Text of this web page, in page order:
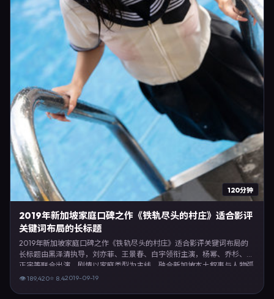
120分钟
2019年新加坡家庭口碑之作《铁轨尽头的村庄》适合影评
关键词布局的长标题
2019年新加坡家庭口碑之作《铁轨尽头的村庄》适合影评关键词布局的
长标题由黑泽清执导，刘亦菲、王景春、白宇领衔主演，杨幂、乔杉、河
正宇等联合出演。剧情以家庭类型为主线，融合新加坡本土叙事与人物弧
光，适合检索「家庭电影 新加坡 黑泽清 刘亦菲」等关键词的观众。2019
👁189,420⭐ 8.42019-09-19